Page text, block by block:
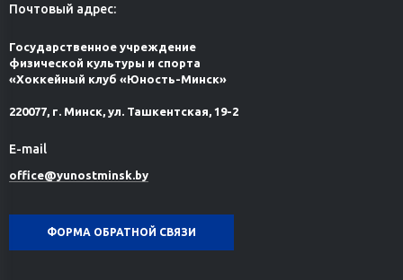
Почтовый адрес:
Государственное учреждение
физической культуры и спорта
«Хоккейный клуб «Юность-Минск»
220077, г. Минск, ул. Ташкентская, 19-2
E-mail
office@yunostminsk.by
ФОРМА ОБРАТНОЙ СВЯЗИ